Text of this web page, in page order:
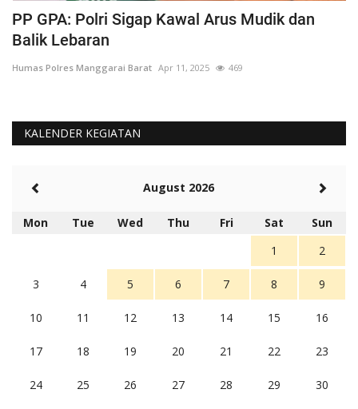
PP GPA: Polri Sigap Kawal Arus Mudik dan
Balik Lebaran
Humas Polres Manggarai Barat Apr 11, 2025 469
KALENDER KEGIATAN
August 2026
Mon Tue Wed Thu Fri Sat
Sun
1
2
3 4 5 6 7 8 9
10 11 12 13 14 15 16
17 18 19 20 21 22 23
24 25 26 27 28 29 30